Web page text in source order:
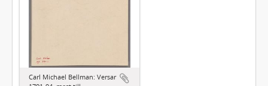
Carl Michael Bellman: Versar